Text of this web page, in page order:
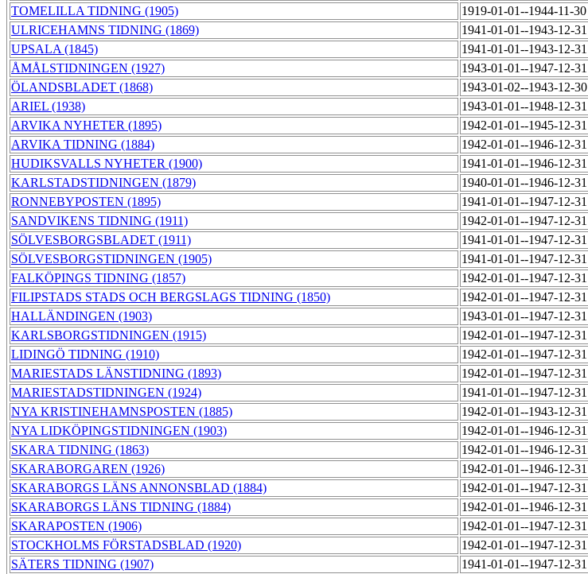
TOMELILLA TIDNING (1905) 1919-01-01--1944-11-30
ULRICEHAMNS TIDNING (1869) 1941-01-01--1943-12-31
UPSALA (1845) 1941-01-01--1943-12-31
ÅMÅLSTIDNINGEN (1927) 1943-01-01--1947-12-31
ÖLANDSBLADET (1868) 1943-01-02--1943-12-30
ARIEL (1938) 1943-01-01--1948-12-31
ARVIKA NYHETER (1895) 1942-01-01--1945-12-31
ARVIKA TIDNING (1884) 1942-01-01--1946-12-31
HUDIKSVALLS NYHETER (1900) 1941-01-01--1946-12-31
KARLSTADSTIDNINGEN (1879) 1940-01-01--1946-12-31
RONNEBYPOSTEN (1895) 1941-01-01--1947-12-31
SANDVIKENS TIDNING (1911) 1942-01-01--1947-12-31
SÖLVESBORGSBLADET (1911) 1941-01-01--1947-12-31
SÖLVESBORGSTIDNINGEN (1905) 1941-01-01--1947-12-31
FALKÖPINGS TIDNING (1857) 1942-01-01--1947-12-31
FILIPSTADS STADS OCH BERGSLAGS TIDNING (1850) 1942-01-01--1947-12-31
HALLÄNDINGEN (1903) 1943-01-01--1947-12-31
KARLSBORGSTIDNINGEN (1915) 1942-01-01--1947-12-31
LIDINGÖ TIDNING (1910) 1942-01-01--1947-12-31
MARIESTADS LÄNSTIDNING (1893) 1942-01-01--1947-12-31
MARIESTADSTIDNINGEN (1924) 1941-01-01--1947-12-31
NYA KRISTINEHAMNSPOSTEN (1885) 1942-01-01--1943-12-31
NYA LIDKÖPINGSTIDNINGEN (1903) 1942-01-01--1946-12-31
SKARA TIDNING (1863) 1942-01-01--1946-12-31
SKARABORGAREN (1926) 1942-01-01--1946-12-31
SKARABORGS LÄNS ANNONSBLAD (1884) 1942-01-01--1947-12-31
SKARABORGS LÄNS TIDNING (1884) 1942-01-01--1946-12-31
SKARAPOSTEN (1906) 1942-01-01--1947-12-31
STOCKHOLMS FÖRSTADSBLAD (1920) 1942-01-01--1947-12-31
SÄTERS TIDNING (1907) 1941-01-01--1947-12-31